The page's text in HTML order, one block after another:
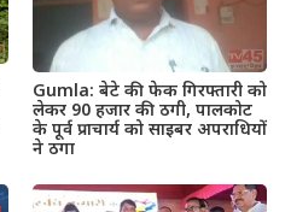
Gumla: बेटे की फेक गिरफ्तारी को
लेकर 90 हजार की ठगी, पालकोट
के पूर्व प्राचार्य को साइबर अपराधियों
ने ठगा